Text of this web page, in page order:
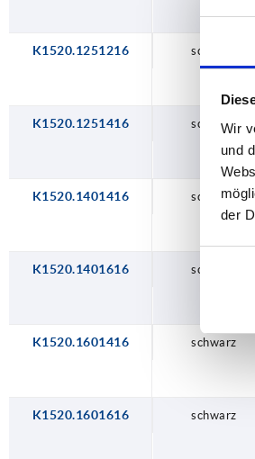
Wir
und
der
K1520.1251216 schwarz
K1520.1251416 schwarz
K1520.1401416 schwarz
K1520.1401616 schwarz
K1520.1601416 schwarz
K1520.1601616 schwarz